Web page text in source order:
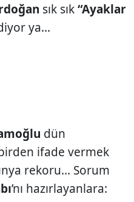
sık sık“Ayaklar
ya...
dün
ifade vermek
rekoru... Sorum
’nı hazırlayanlara: